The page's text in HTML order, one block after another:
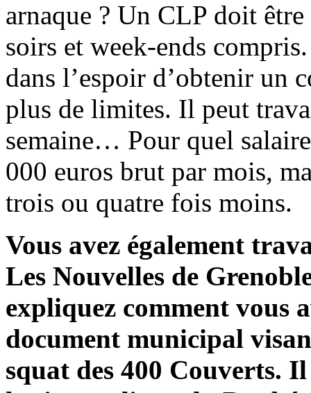
arnaque ? Un CLP doit
soirs et week‑ends
dans l’espoir d’obtenir un
plus de limites. Il peut
semaine… Pour quel
000 euros brut par mois,
trois ou quatre fois moins.
Vous avez également
Les Nouvelles de
expliquez comment vous
document municipal
squat des 400 Couverts.